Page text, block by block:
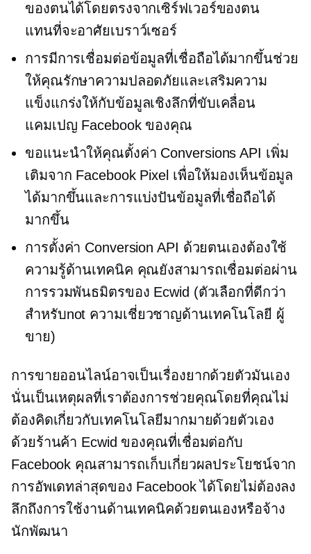
ของตนได้โดยตรงจากเซิร์ฟเวอร์ของตน
แทนที่จะอาศัยเบราว์เซอร์
การมีการเชื่อมต่อข้อมูลที่เชื่อถือได้มากขึ้นช่วย
ให้คุณรักษาความปลอดภัยและเสริมความ
แข็งแกร่งให้กับข้อมูลเชิงลึกที่ขับเคลื่อน
แคมเปญ Facebook ของคุณ
ขอแนะนำให้คุณตั้งค่า Conversions API เพิ่ม
เติมจาก Facebook Pixel เพื่อให้มองเห็นข้อมูล
ได้มากขึ้นและการแบ่งปันข้อมูลที่เชื่อถือได้
มากขึ้น
การตั้งค่า Conversion API ด้วยตนเองต้องใช้
ความรู้ด้านเทคนิค คุณยังสามารถเชื่อมต่อผ่าน
การรวมพันธมิตรของ Ecwid (ตัวเลือกที่ดีกว่า
สำหรับnot ความเชี่ยวชาญด้านเทคโนโลยี ผู้
ขาย)
การขายออนไลน์อาจเป็นเรื่องยากด้วยตัวมันเอง
นั่นเป็นเหตุผลที่เราต้องการช่วยคุณโดยที่คุณไม่
ต้องคิดเกี่ยวกับเทคโนโลยีมากมายด้วยตัวเอง
ด้วยร้านค้า Ecwid ของคุณที่เชื่อมต่อกับ
Facebook คุณสามารถเก็บเกี่ยวผลประโยชน์จาก
การอัพเดทล่าสุดของ Facebook ได้โดยไม่ต้องลง
ลึกถึงการใช้งานด้านเทคนิคด้วยตนเองหรือจ้าง
นักพัฒนา